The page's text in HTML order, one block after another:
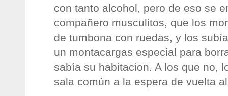
con tanto alcohol, pero de eso se
compañero musculitos, que los
de tumbona con ruedas, y los
un montacargas especial para
sabía su habitacion. A los que no,
sala común a la espera de vuelta